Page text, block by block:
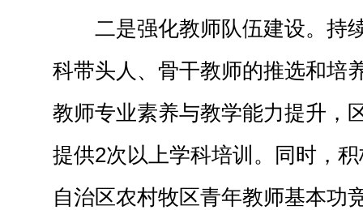
二是强化教师队伍建设。持
科带头人、骨干教师的推选和培
教师专业素养与教学能力提升，
提供2次以上学科培训。同时，
自治区农村牧区青年教师基本功